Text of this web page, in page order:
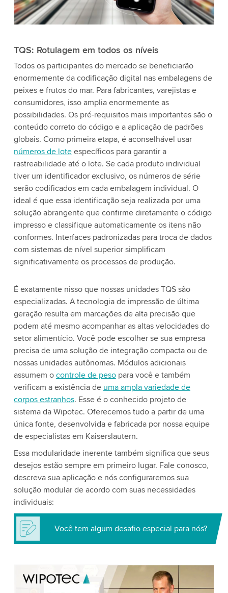
TQS: Rotulagem em todos os níveis
Todos os participantes do mercado se beneficiarão
enormemente da codificação digital nas embalagens de
peixes e frutos do mar. Para fabricantes, varejistas e
consumidores, isso amplia enormemente as
possibilidades. Os pré-requisitos mais importantes são o
conteúdo correto do código e a aplicação de padrões
globais. Como primeira etapa, é aconselhável usar
números de loteespecíficos para garantir a
rastreabilidade até o lote. Se cada produto individual
tiver um identificador exclusivo, os números de série
serão codificados em cada embalagem individual. O
ideal é que essa identificação seja realizada por uma
solução abrangente que confirme diretamente o código
impresso e classifique automaticamente os itens não
conformes. Interfaces padronizadas para troca de dados
com sistemas de nível superior simplificam
significativamente os processos de produção.
É exatamente nisso que nossas unidades TQS são
especializadas. A tecnologia de impressão de última
geração resulta em marcações de alta precisão que
podem até mesmo acompanhar as altas velocidades do
setor alimentício. Você pode escolher se sua empresa
precisa de uma solução de integração compacta ou de
nossas unidades autônomas. Módulos adicionais
assumem o controle de pesopara você e também
verificam a existência de uma ampla variedade de
corpos estranhos. Esse é o conhecido projeto de
sistema da Wipotec. Oferecemos tudo a partir de uma
única fonte, desenvolvida e fabricada por nossa equipe
de especialistas em Kaiserslautern.
Essa modularidade inerente também significa que seus
desejos estão sempre em primeiro lugar. Fale conosco,
descreva sua aplicação e nós configuraremos sua
solução modular de acordo com suas necessidades
individuais:
Você tem algum desafio especial para nós?
We need your consent to load the YouTube